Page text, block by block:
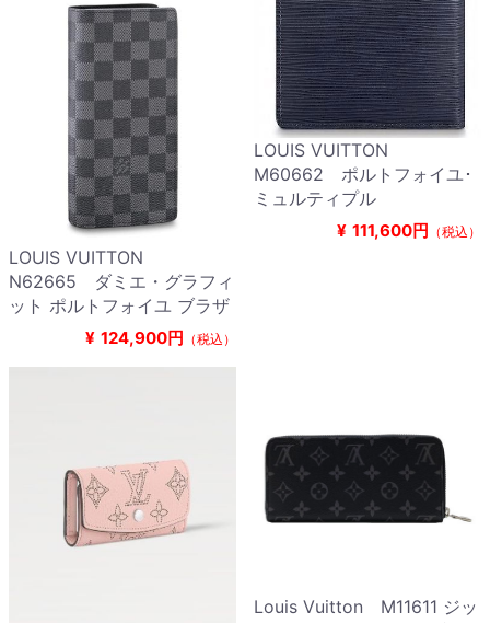
LOUIS VUITTON
N62665 ダミエ・グラフィ
ット ポルトフォイユ ブラザ
¥ 124,900円 （税込）
LOUIS VUITTON
M60662 ポルトフォイユ･
ミュルティプル
¥ 111,600円 （税込）
Louis Vuitton M11611 ジッ